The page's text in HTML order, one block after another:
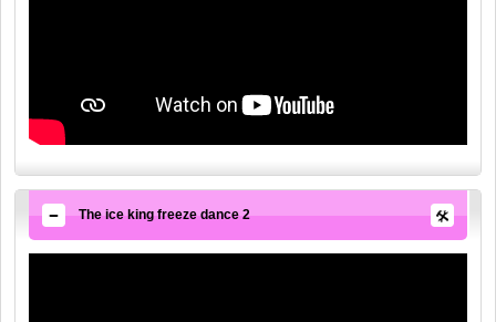
The ice king freeze dance 2